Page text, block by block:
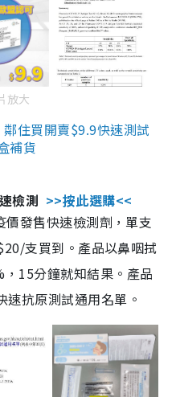
放大
住買開賣$9.9快速測試
補貨
檢測 >>按此選購<<
發售快速檢測劑，單支
支買到。產品以鼻咽拭
15分鐘就知結果。產品
抗原測試通用名單。